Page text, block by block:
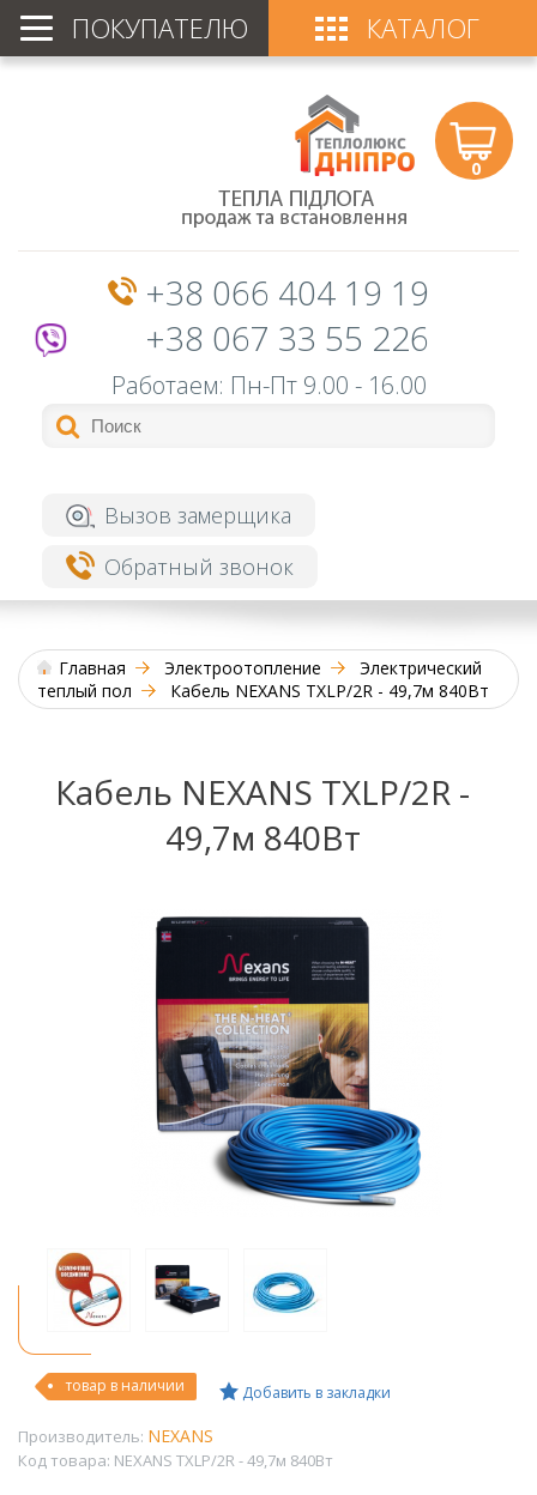
ПОКУПАТЕЛЮ КАТАЛОГ
+38 066 404 19 19
+38 067 33 55 226
Работаем: Пн-Пт 9.00 - 16.00
0
Вызов замерщика
Обратный звонок
Главная Электроотопление
Электрический
теплый пол
Кабель NEXANS TXLP/2R - 49,7м 840Вт
Кабель NEXANS TXLP/2R -
49,7м 840Вт
товар в наличии Добавить в закладки
Производитель: NEXANS
Код товара: NEXANS TXLP/2R - 49,7м 840Вт